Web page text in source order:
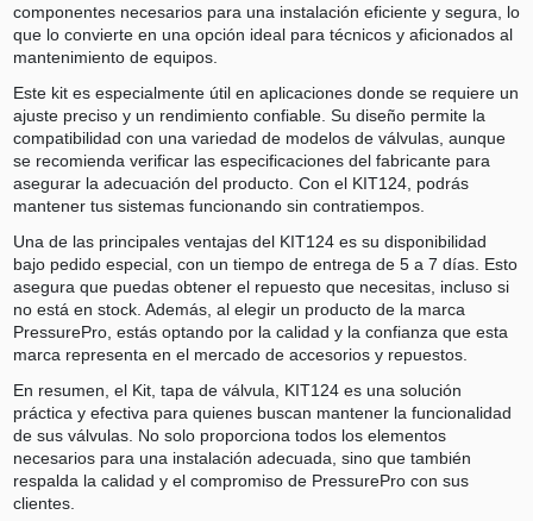
componentes necesarios para una instalación eficiente y segura, lo
que lo convierte en una opción ideal para técnicos y aficionados al
mantenimiento de equipos.
Este kit es especialmente útil en aplicaciones donde se requiere un
ajuste preciso y un rendimiento confiable. Su diseño permite la
compatibilidad con una variedad de modelos de válvulas, aunque
se recomienda verificar las especificaciones del fabricante para
asegurar la adecuación del producto. Con el KIT124, podrás
mantener tus sistemas funcionando sin contratiempos.
Una de las principales ventajas del KIT124 es su disponibilidad
bajo pedido especial, con un tiempo de entrega de 5 a 7 días. Esto
asegura que puedas obtener el repuesto que necesitas, incluso si
no está en stock. Además, al elegir un producto de la marca
PressurePro, estás optando por la calidad y la confianza que esta
marca representa en el mercado de accesorios y repuestos.
En resumen, el Kit, tapa de válvula, KIT124 es una solución
práctica y efectiva para quienes buscan mantener la funcionalidad
de sus válvulas. No solo proporciona todos los elementos
necesarios para una instalación adecuada, sino que también
respalda la calidad y el compromiso de PressurePro con sus
clientes.